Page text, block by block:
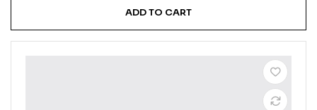
ADD TO CART